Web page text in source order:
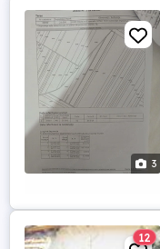
3
12